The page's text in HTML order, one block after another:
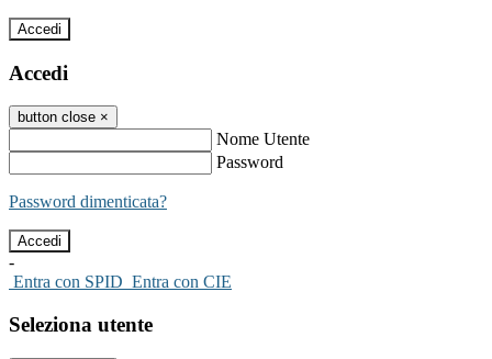
Accedi
Accedi
button close ×
Nome Utente
Password
Password dimenticata?
-
Entra con SPID Entra con CIE
Seleziona utente